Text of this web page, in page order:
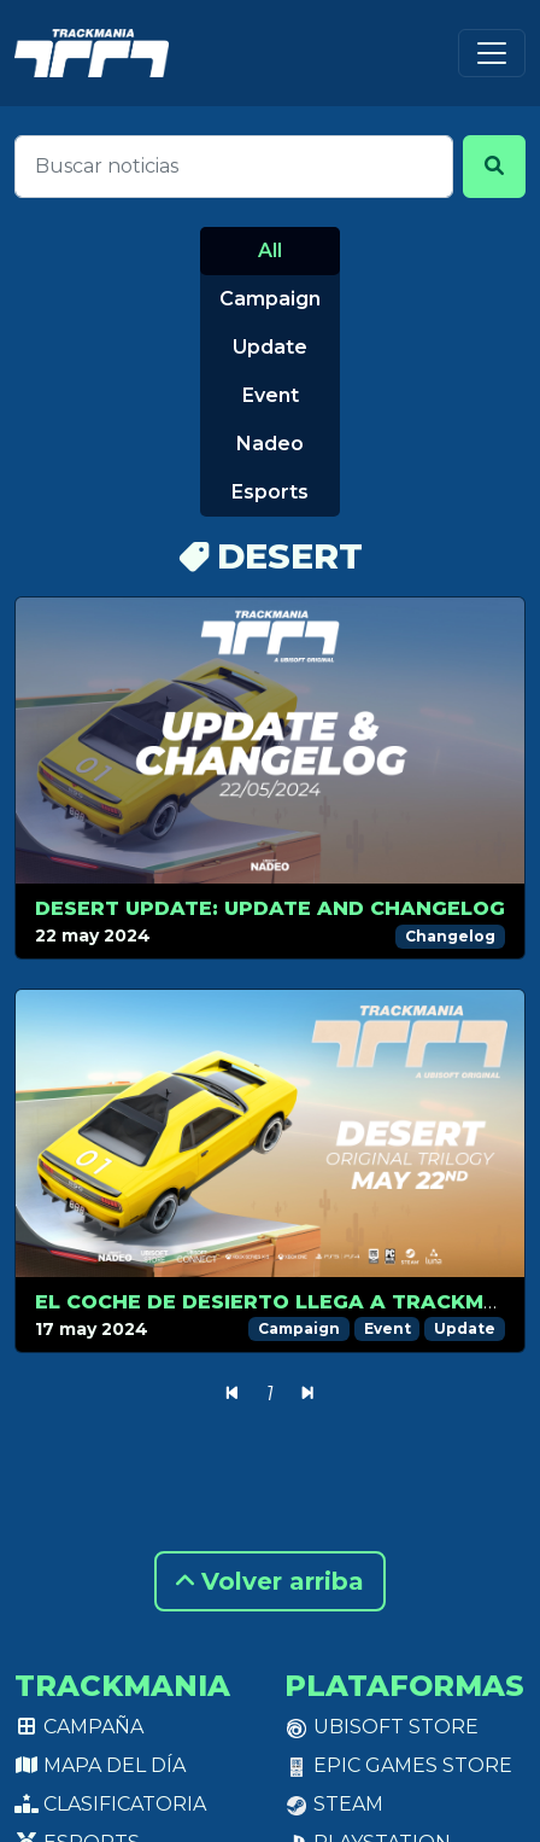
All
Campaign
Update
Event
Nadeo
Esports
DESERT
DESERT UPDATE: UPDATE AND CHANGELOG
22 may 2024 Changelog
EL COCHE DE DESIERTO LLEGA A TRACKMANIA EL 22 DE MAYO
17 may 2024 Campaign Event Update
1
Volver arriba
TRACKMANIA
CAMPAÑA
MAPA DEL DÍA
CLASIFICATORIA
PLATAFORMAS
UBISOFT STORE
EPIC GAMES STORE
STEAM